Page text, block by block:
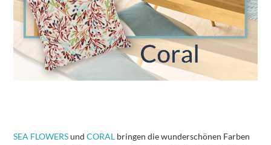
SEA FLOWERSundCORAL bringen die wunderschönen Farben